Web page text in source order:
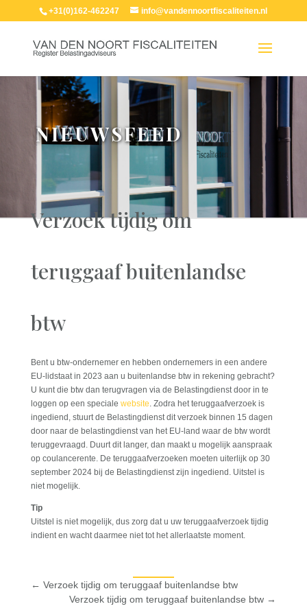
+31(0)162-462247 info@vandennoortfiscaliteiten.nl
NIEUWSFEED
Verzoek tijdig om
teruggaaf buitenlandse
btw
Bent u btw-ondernemer en hebben ondernemers in een andere
EU-lidstaat in 2023 aan u buitenlandse btw in rekening gebracht?
U kunt die btw dan terugvragen via de Belastingdienst door in te
loggen op een speciale website. Zodra het teruggaafverzoek is
ingediend, stuurt de Belastingdienst dit verzoek binnen 15 dagen
door naar de belastingdienst van het EU-land waar de btw wordt
teruggevraagd. Duurt dit langer, dan maakt u mogelijk aanspraak
op coulancerente. De teruggaafverzoeken moeten uiterlijk op 30
september 2024 bij de Belastingdienst zijn ingediend. Uitstel is
niet mogelijk.
Tip
Uitstel is niet mogelijk, dus zorg dat u uw teruggaafverzoek tijdig
indient en wacht daarmee niet tot het allerlaatste moment.
← Verzoek tijdig om teruggaaf buitenlandse btw
Verzoek tijdig om teruggaaf buitenlandse btw →